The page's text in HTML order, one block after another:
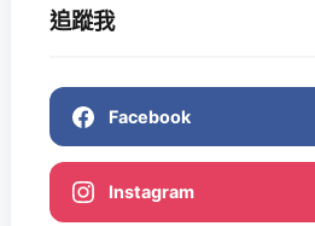
追蹤我
Facebook
Instagram